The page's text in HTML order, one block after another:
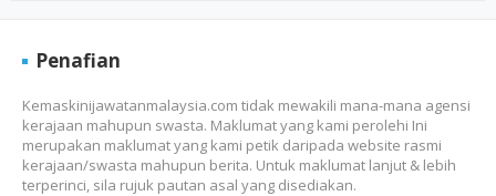
Penafian
Kemaskinijawatanmalaysia.com tidak mewakili mana-mana agensi
kerajaan mahupun swasta. Maklumat yang kami perolehi Ini
merupakan maklumat yang kami petik daripada website rasmi
kerajaan/swasta mahupun berita. Untuk maklumat lanjut & lebih
terperinci, sila rujuk pautan asal yang disediakan.